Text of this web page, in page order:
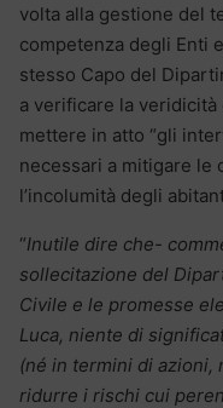
volta alla gestione del
competenza degli Enti
stesso Capo del
a verificare la
mettere in atto “gli
necessari a mitigare le
l’incolumità degli
“Inutile dire che-
sollecitazione del
Civile e le promesse
Luca, niente di
(né in termini di
ridurre i rischi cui